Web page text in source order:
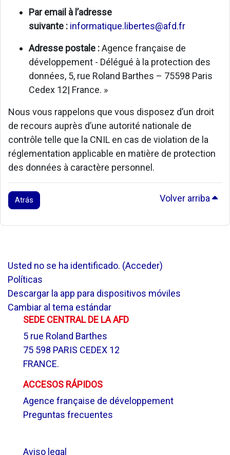
Par email à l’adresse
suivante : informatique.libertes@afd.fr
Adresse postale :Agence française de
développement - Délégué à la protection des
données, 5, rue Roland Barthes – 75598 Paris
Cedex 12| France. »
Nous vous rappelons que vous disposez d’un droit
de recours auprès d’une autorité nationale de
contrôle telle que la CNIL en cas de violation de la
réglementation applicable en matière de protection
des données à caractère personnel.
Atrás Volver arriba
Usted no se ha identificado. (Acceder)
Políticas
Descargar la app para dispositivos móviles
Cambiar al tema estándar
SEDE CENTRAL DE LA AFD
5 rue Roland Barthes
75 598 PARIS CEDEX 12
FRANCE.
ACCESOS RÁPIDOS
Agence française de développement
Preguntas frecuentes
Aviso legal